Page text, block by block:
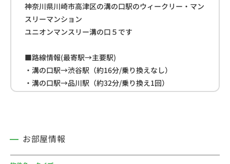
神奈川県川崎市高津区の溝の口駅のウィークリー・マン
スリーマンション
ユニオンマンスリー溝の口５です
■路線情報(最寄駅→主要駅)
・溝の口駅→渋谷駅（約16分/乗り換えなし）
・溝の口駅→品川駅（約32分/乗り換え1回）
・溝の口駅→新宿駅（約33分/乗り換え1回）
・オーケー(約190ｍ)
・ファミリーマート(約300ｍ)
お部屋情報